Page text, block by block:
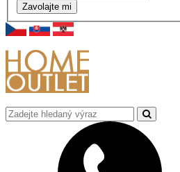
Zavolajte mi